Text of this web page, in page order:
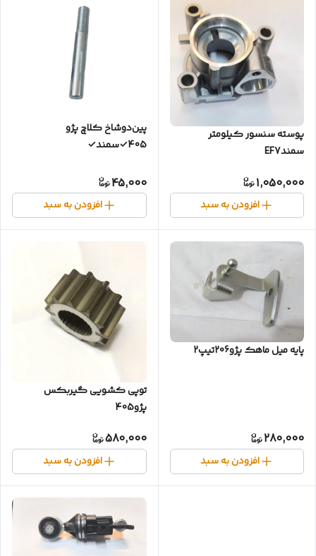
پوسته سنسور کیلومتر
سمندEF7
1,050,000
افزودن به سبد
پین‌دوشاخ کلاچ پژو
405✓سمند✓
45,000
افزودن به سبد
پایه میل ماهک پژو206تیپ2
280,000
افزودن به سبد
توپی کشویی گیربکس
پژو405
580,000
افزودن به سبد